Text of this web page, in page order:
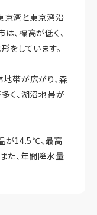
京湾と東京湾沿
、標高が低く、
しています。
帯が広がり、森
く、湖沼地帯が
が14.5℃、最高
た、年間降水量